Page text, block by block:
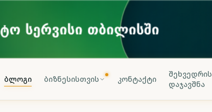
ბლოგი ბიზნესისთვის კონტაქტი
შეხვედრის
დაჯავშნა